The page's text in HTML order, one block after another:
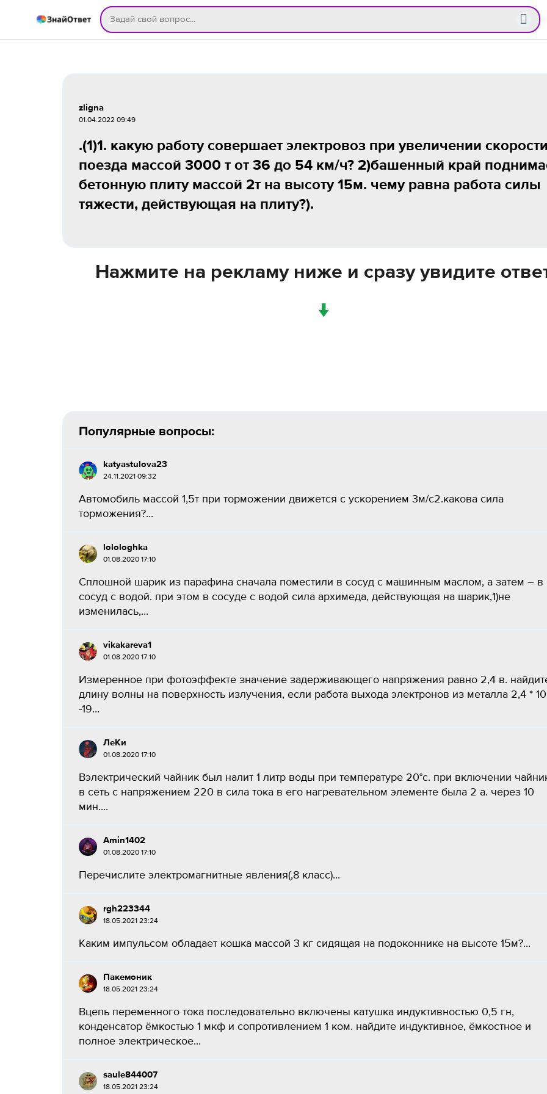
zligna
01.04.2022 09:49
.(1)1. какую работу совершает электровоз при увеличении скорости
поезда массой 3000 т от 36 до 54 км/ч? 2)башенный край
бетонную плиту массой 2т на высоту 15м. чему равна работа силы
тяжести, действующая на плиту?).
Нажмите на рекламу ниже и сразу увидите
↓
Популярные вопросы:
katyastulova23
24.11.2021 09:32
Автомобиль массой 1,5т при торможении движется с ускорением 3м/с2.какова сила
торможения?...
lolologhka
01.08.2020 17:10
Сплошной шарик из парафина сначала поместили в сосуд с машинным маслом, а затем – в
сосуд с водой. при этом в сосуде с водой сила архимеда, действующая на шарик,1)не
изменилась,...
vikakareva1
01.08.2020 17:10
Измеренное при фотоэффекте значение задерживающего напряжения равно 2,4 в.
длину волны на поверхность излучения, если работа выхода электронов из металла 2,4 *
-19...
ЛеКи
01.08.2020 17:10
Вэлектрический чайник был налит 1 литр воды при температуре 20°с. при включении
в сеть с напряжением 220 в сила тока в его нагревательном элементе была 2 а. через 10
мин....
Amin1402
01.08.2020 17:10
Перечислите электромагнитные явления(,8 класс)...
rgh223344
18.05.2021 23:24
Каким импульсом обладает кошка массой 3 кг сидящая на подоконнике на высоте 15м?...
Пакемоник
18.05.2021 23:24
Вцепь переменного тока последовательно включены катушка индуктивностью 0,5 гн,
конденсатор ёмкостью 1 мкф и сопротивлением 1 ком. найдите индуктивное, ёмкостное и
полное электрическое...
saule844007
18.05.2021 23:24